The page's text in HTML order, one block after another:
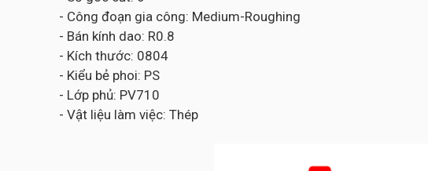
- Công đoạn gia công: Medium-Roughing
- Bán kính dao: R0.8
- Kích thước: 0804
- Kiểu bẻ phoi: PS
- Lớp phủ: PV710
- Vật liệu làm việc: Thép